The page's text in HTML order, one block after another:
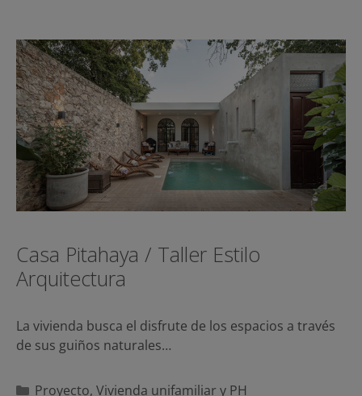
Casa Pitahaya / Taller Estilo
Arquitectura
La vivienda busca el disfrute de los espacios a través
de sus guiños naturales…
Categorías
Proyecto, Vivienda unifamiliar y PH